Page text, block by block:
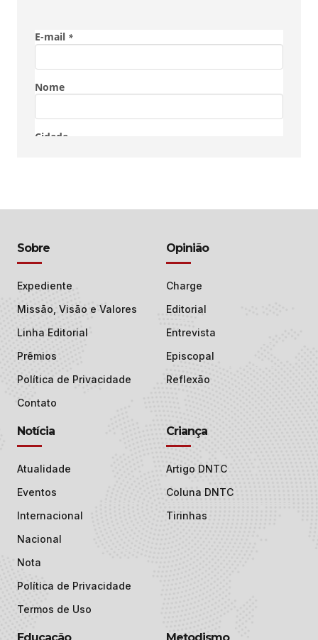
Sobre
Expediente
Missão, Visão e Valores
Linha Editorial
Prêmios
Política de Privacidade
Contato
Opinião
Charge
Editorial
Entrevista
Episcopal
Reflexão
Notícia
Atualidade
Eventos
Internacional
Nacional
Nota
Política de Privacidade
Termos de Uso
Criança
Artigo DNTC
Coluna DNTC
Tirinhas